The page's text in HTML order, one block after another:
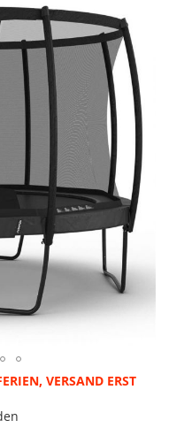
VERSAND ERST